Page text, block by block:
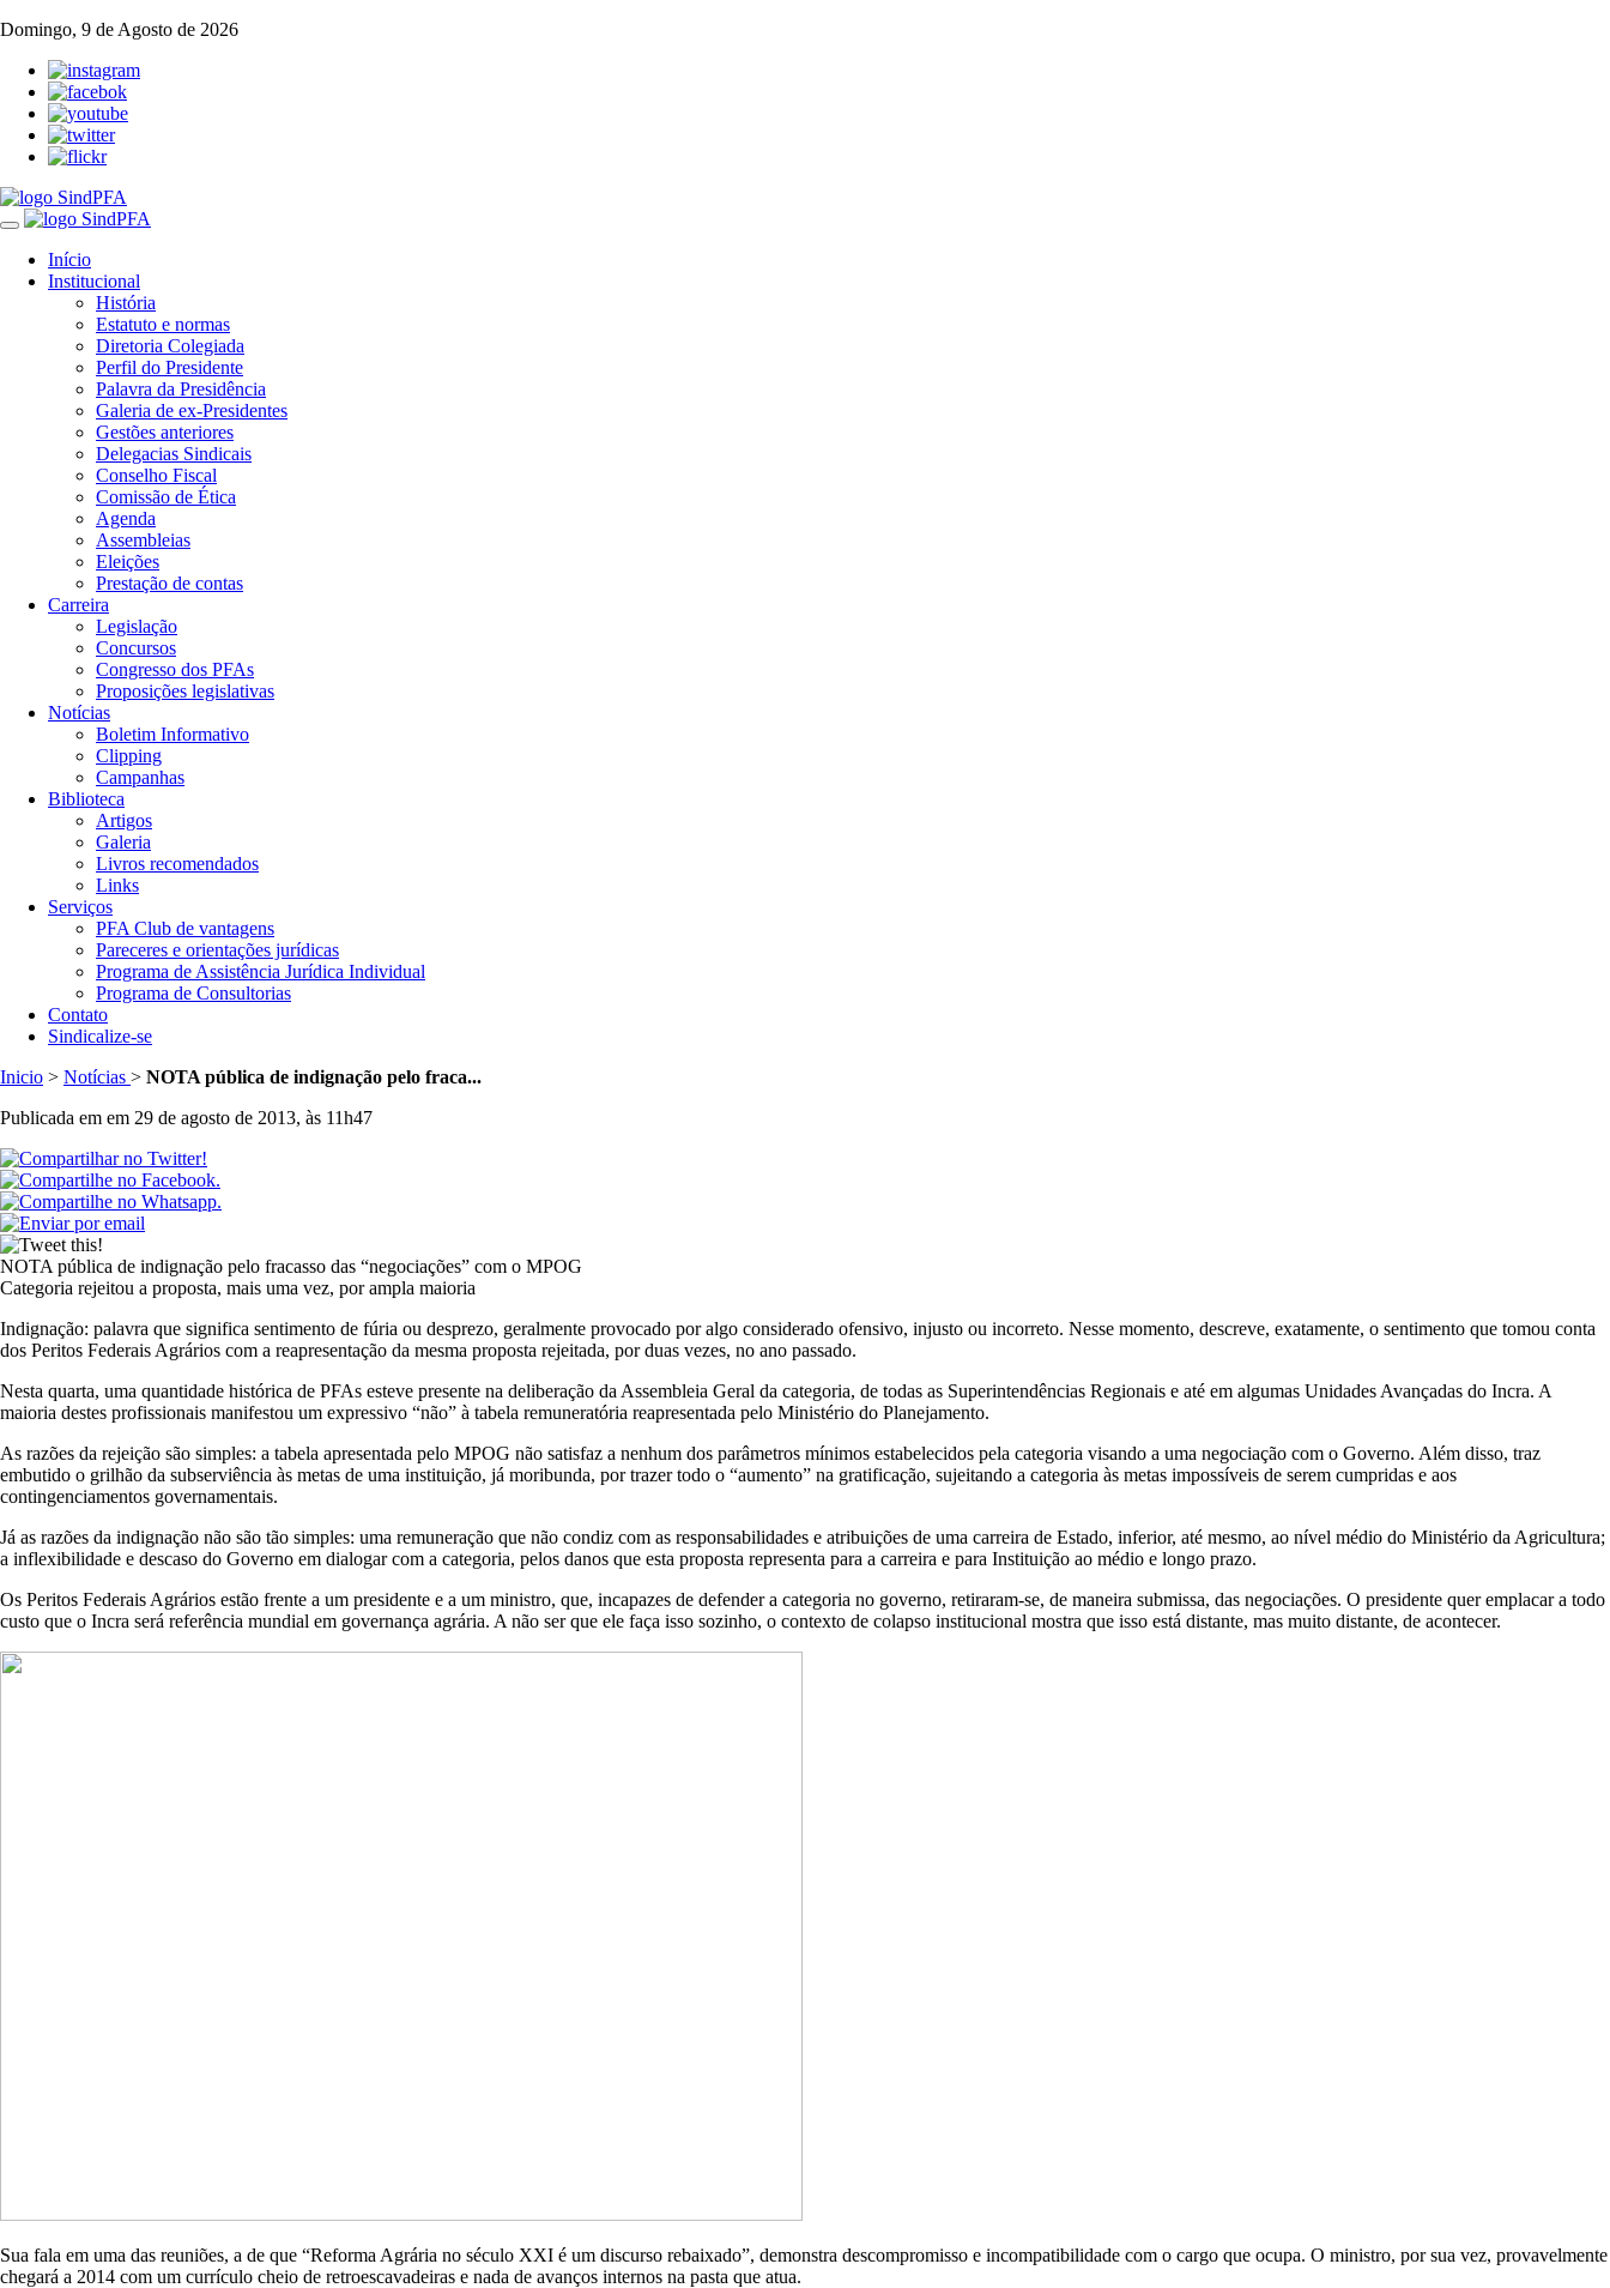
Domingo, 9 de Agosto de 2026
Toggle
navigation
Início
Institucional
História
Estatuto e normas
Diretoria Colegiada
Perfil do Presidente
Palavra da Presidência
Galeria de ex-Presidentes
Gestões anteriores
Delegacias Sindicais
Conselho Fiscal
Comissão de Ética
Agenda
Assembleias
Eleições
Prestação de contas
Carreira
Legislação
Concursos
Congresso dos PFAs
Proposições legislativas
Notícias
Boletim Informativo
Clipping
Campanhas
Biblioteca
Artigos
Galeria
Livros recomendados
Links
Serviços
PFA Club de vantagens
Pareceres e orientações jurídicas
Programa de Assistência Jurídica Individual
Programa de Consultorias
Contato
Sindicalize-se
Inicio > Notícias > NOTA pública de indignação pelo fraca...
Publicada em em 29 de agosto de 2013, às 11h47
NOTA pública de indignação pelo fracasso das “negociações” com o MPOG
Categoria rejeitou a proposta, mais uma vez, por ampla maioria
Indignação: palavra que significa sentimento de fúria ou desprezo, geralmente provocado por algo considerado ofensivo, injusto ou incorreto. Nesse momento, descreve, exatamente, o sentimento que tomou conta
dos Peritos Federais Agrários com a reapresentação da mesma proposta rejeitada, por duas vezes, no ano passado.
Nesta quarta, uma quantidade histórica de PFAs esteve presente na deliberação da Assembleia Geral da categoria, de todas as Superintendências Regionais e até em algumas Unidades Avançadas do Incra. A
maioria destes profissionais manifestou um expressivo “não” à tabela remuneratória reapresentada pelo Ministério do Planejamento.
As razões da rejeição são simples: a tabela apresentada pelo MPOG não satisfaz a nenhum dos parâmetros mínimos estabelecidos pela categoria visando a uma negociação com o Governo. Além disso, traz
embutido o grilhão da subserviência às metas de uma instituição, já moribunda, por trazer todo o “aumento” na gratificação, sujeitando a categoria às metas impossíveis de serem cumpridas e aos
contingenciamentos governamentais.
Já as razões da indignação não são tão simples: uma remuneração que não condiz com as responsabilidades e atribuições de uma carreira de Estado, inferior, até mesmo, ao nível médio do Ministério da Agricultura;
a inflexibilidade e descaso do Governo em dialogar com a categoria, pelos danos que esta proposta representa para a carreira e para Instituição ao médio e longo prazo.
Os Peritos Federais Agrários estão frente a um presidente e a um ministro, que, incapazes de defender a categoria no governo, retiraram-se, de maneira submissa, das negociações. O presidente quer emplacar a todo
custo que o Incra será referência mundial em governança agrária. A não ser que ele faça isso sozinho, o contexto de colapso institucional mostra que isso está distante, mas muito distante, de acontecer.
Sua fala em uma das reuniões, a de que “Reforma Agrária no século XXI é um discurso rebaixado”, demonstra descompromisso e incompatibilidade com o cargo que ocupa. O ministro, por sua vez, provavelmente
chegará a 2014 com um currículo cheio de retroescavadeiras e nada de avanços internos na pasta que atua.